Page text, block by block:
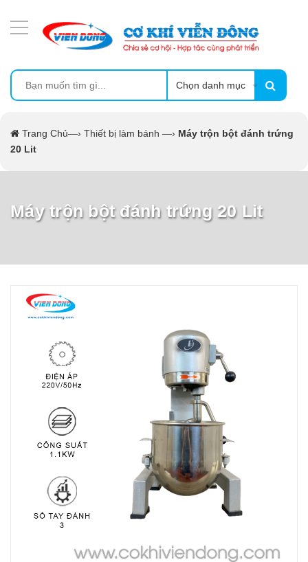
Chọn danh mục
Trang Chủ—› Thiết bị làm bánh —› Máy trộn bột đánh trứng
20 Lit
Máy trộn bột đánh trứng 20 Lit
MÁY ÉP MÍA TẠO BỌT
MÁY RỬA BÁT SIÊU ÂM
THIẾT BỊ NHÀ BẾP CAO CẤP
MÁY CHẾ BIẾN THỰC PHẨM
MÁY CHẾ BIẾN NÔNG SẢN
THIẾT BỊ LÀM ĐỒ ĂN NHANH
THIẾT BỊ LÀM BÁNH
MÁY ĐÓNG GÓI THỰC PHẨM
THIẾT BỊ LẠNH